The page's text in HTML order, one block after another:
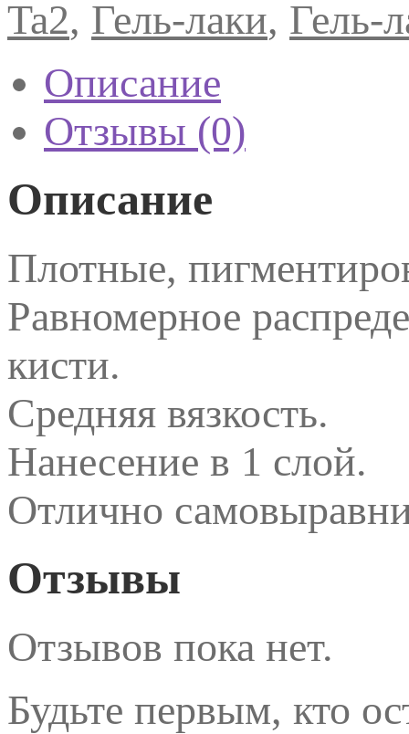
Ta2, Гель-лаки, Гель-
Описание
Отзывы (0)
Описание
Плотные,
Равномерное
кисти.
Средняя вязкость.
Нанесение в 1 слой.
Отлично
Отзывы
Отзывов пока нет.
Будьте первым, кто